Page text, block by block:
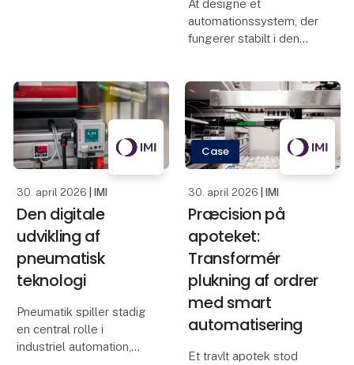
At designe et
automationssystem, der
fungerer stabilt i den
applikationen. Hvordan
skal den køre? Hvor
ligger risiciene? Og hvad
bør testes og validere
30. april 2026 | IMI
Den digitale
udvikling af
pneumatisk
teknologi
Pneumatik spiller stadig
en central rolle i
industriel automation,
Case
30. april 2026 | IMI
Præcision på
apoteket:
Transformér
plukning af ordrer
med smart
automatisering
Et travlt apotek stod